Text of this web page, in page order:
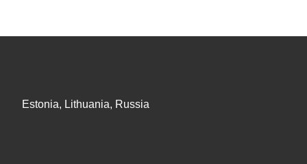
Estonia, Lithuania, Russia